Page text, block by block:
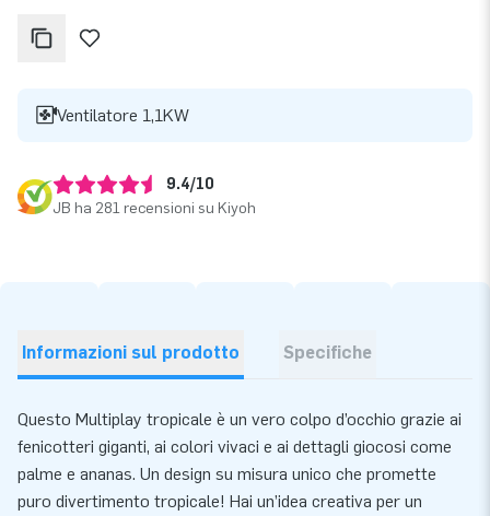
Ventilatore 1,1KW
9.4/10
JB ha 281 recensioni su Kiyoh
Informazioni sul prodotto Specifiche
Questo Multiplay tropicale è un vero colpo d’occhio grazie ai
fenicotteri giganti, ai colori vivaci e ai dettagli giocosi come
palme e ananas. Un design su misura unico che promette
puro divertimento tropicale! Hai un’idea creativa per un